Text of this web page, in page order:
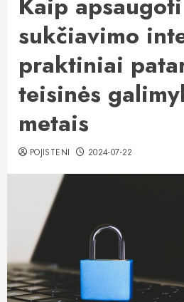
sukčiavimo
praktiniai
teisinės
metais
POJISTENI 2024-07-22